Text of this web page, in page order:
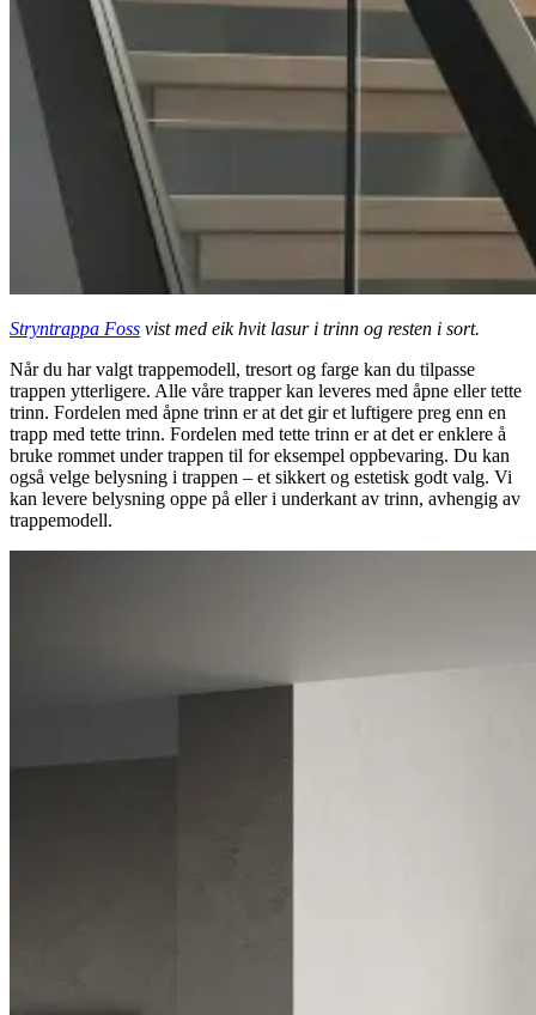
Stryntrappa Foss vist med eik hvit lasur i trinn og resten i sort.
Når du har valgt trappemodell, tresort og farge kan du tilpasse
trappen ytterligere. Alle våre trapper kan leveres med åpne eller tette
trinn. Fordelen med åpne trinn er at det gir et luftigere preg enn en
trapp med tette trinn. Fordelen med tette trinn er at det er enklere å
bruke rommet under trappen til for eksempel oppbevaring. Du kan
også velge belysning i trappen – et sikkert og estetisk godt valg. Vi
kan levere belysning oppe på eller i underkant av trinn, avhengig av
trappemodell.